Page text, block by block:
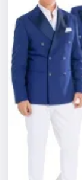
Квесты
Экскурсии
Спорт
События